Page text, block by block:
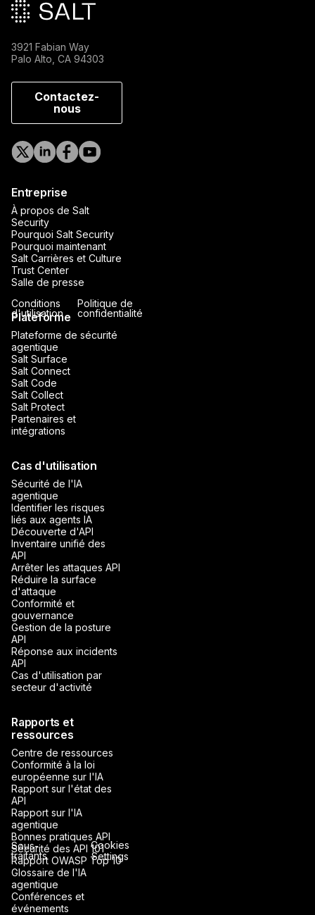
3921 Fabian Way
Palo Alto, CA 94303
Contactez-
nous
Entreprise
À propos de Salt
Security
Pourquoi Salt Security
Pourquoi maintenant
Salt Carrières et Culture
Trust Center
Salle de presse
Plateforme
Plateforme de sécurité
agentique
Salt Surface
Salt Connect
Salt Code
Salt Collect
Salt Protect
Partenaires et
intégrations
Cas d'utilisation
Sécurité de l'IA
agentique
Identifier les risques
liés aux agents IA
Découverte d'API
Inventaire unifié des
API
Arrêter les attaques API
Réduire la surface
d'attaque
Conformité et
gouvernance
Gestion de la posture
API
Réponse aux incidents
API
Cas d'utilisation par
secteur d'activité
Rapports et
ressources
Centre de ressources
Conformité à la loi
européenne sur l'IA
Rapport sur l'état des
API
Rapport sur l'IA
agentique
Bonnes pratiques API
Sécurité des API 101
Rapport OWASP Top 10
Glossaire de l'IA
agentique
Conférences et
événements
Conditions
d'utilisation
Politique de
confidentialité
Sous-
traitants
Cookies
Settings